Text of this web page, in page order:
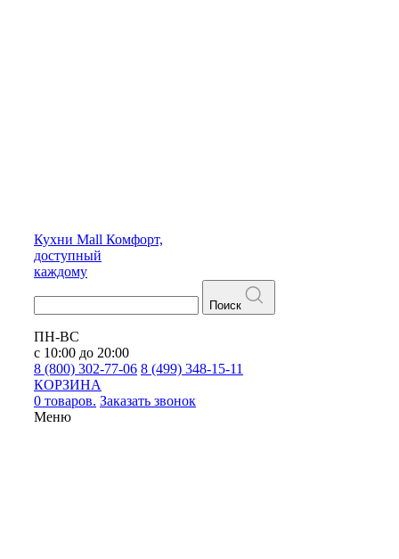
Кухни Mall Комфорт,
доступный
каждому
Поиск
ПН-ВС
с 10:00 до 20:00
8 (800) 302-77-06 8 (499) 348-15-11
КОРЗИНА
0 товаров. Заказать звонок
Меню